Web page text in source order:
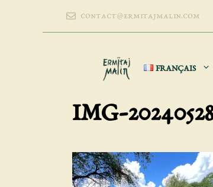
contact@ermitajmalin.com
FRANÇAIS
IMG-